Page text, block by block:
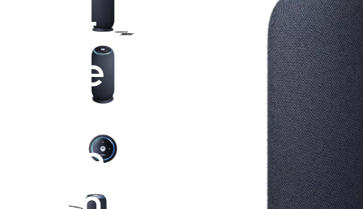
s
e
h
e